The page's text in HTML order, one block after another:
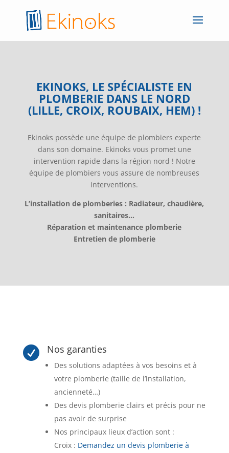
EKINOKS, LE SPÉCIALISTE EN
PLOMBERIE DANS LE NORD
(LILLE, CROIX, ROUBAIX, HEM) !
Ekinoks possède une équipe de plombiers experte
dans son domaine. Ekinoks vous promet une
intervention rapide dans la région nord ! Notre
équipe de plombiers vous assure de nombreuses
interventions.
L’installation de plomberies : Radiateur, chaudière,
sanitaires…
Réparation et maintenance plomberie
Entretien de plomberie
 Nos garanties
Des solutions adaptées à vos besoins et à
votre plomberie (taille de l’installation,
ancienneté…)
Des devis plomberie clairs et précis pour ne
pas avoir de surprise
Nos principaux lieux d’action sont :
Croix : Demandez un devis plomberie à